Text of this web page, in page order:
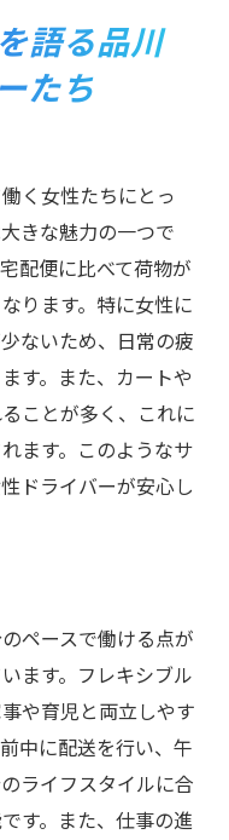
語る品川
たち
く女性たちにとっ
きな魅力の一つで
配便に比べて荷物が
ります。特に女性に
ないため、日常の疲
す。また、カートや
ことが多く、これに
ます。このようなサ
ドライバーが安心し
ペースで働ける点が
ます。フレキシブル
や育児と両立しやす
中に配送を行い、午
ライフスタイルに合
す。また、仕事の進